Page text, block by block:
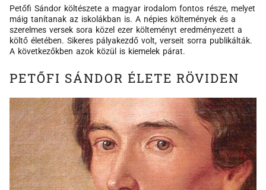
Petőfi Sándor költészete a magyar irodalom fontos része, melyet
máig tanítanak az iskolákban is. A népies költemények és a
szerelmes versek sora közel ezer költeményt eredményezett a
költő életében. Sikeres pályakezdő volt, verseit sorra publikálták.
A következőkben azok közül is kiemelek párat.
PETŐFI SÁNDOR ÉLETE RÖVIDEN